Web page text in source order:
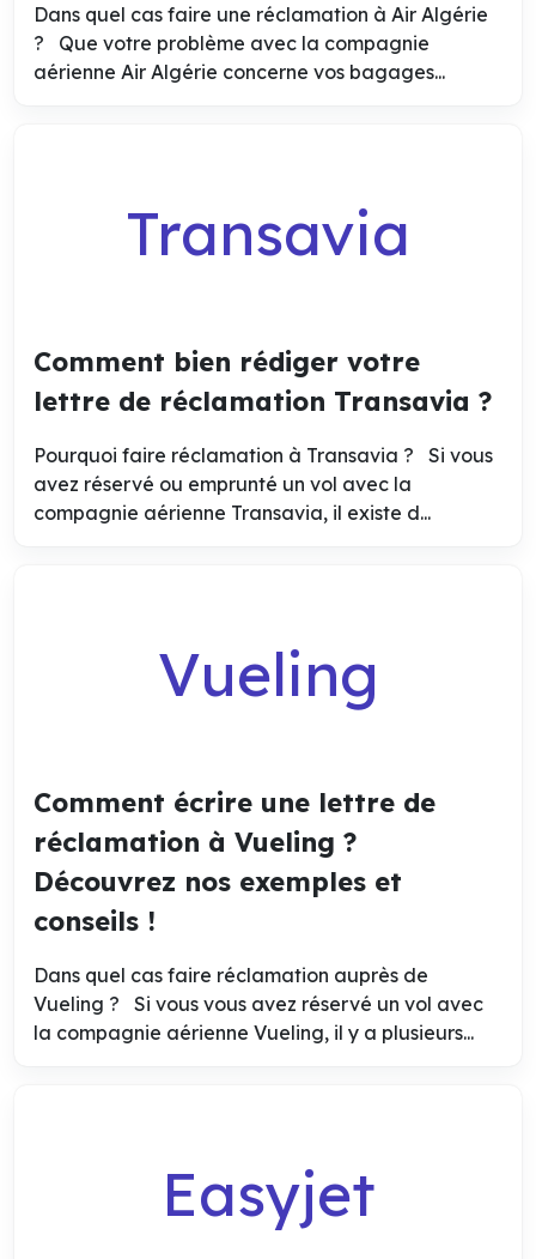
Dans quel cas faire une réclamation à Air Algérie
? Que votre problème avec la compagnie
aérienne Air Algérie concerne vos bagages...
Transavia
Comment bien rédiger votre
lettre de réclamation Transavia ?
Pourquoi faire réclamation à Transavia ? Si vous
avez réservé ou emprunté un vol avec la
compagnie aérienne Transavia, il existe d...
Vueling
Comment écrire une lettre de
réclamation à Vueling ?
Découvrez nos exemples et
conseils !
Dans quel cas faire réclamation auprès de
Vueling ? Si vous vous avez réservé un vol avec
la compagnie aérienne Vueling, il y a plusieurs...
Easyjet